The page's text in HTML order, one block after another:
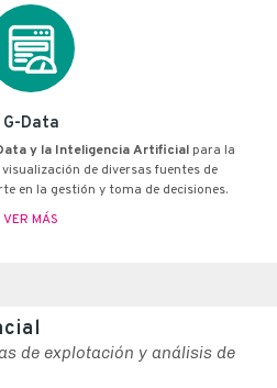
G-Data
y la Inteligencia Artificial para la
de diversas fuentes de
en la gestión y toma de decisiones.
VER MÁS
de explotación y análisis de